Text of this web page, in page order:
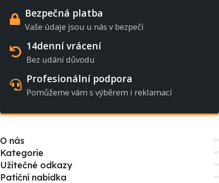
Bezpečná platba
Vaše údaje jsou u nás v bezpečí
14denní vrácení
Bez udání důvodu
Profesionální podpora
Pomůžeme vám s výběrem i reklamací
O nás
Kategorie
Užitečné odkazy
Patiční nabídka